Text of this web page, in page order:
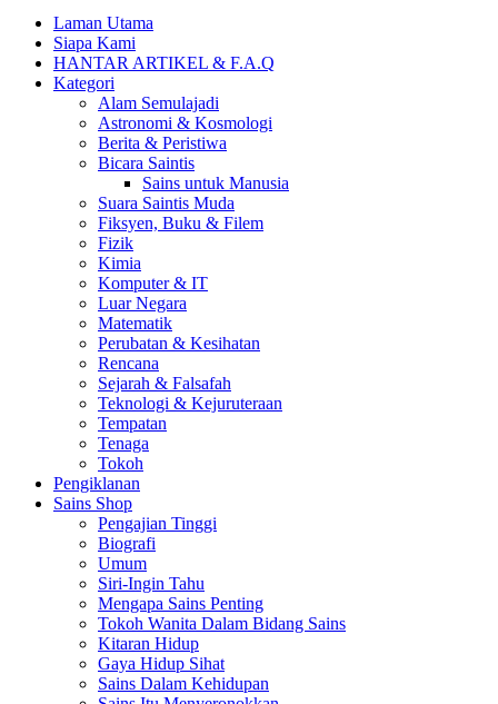
Laman Utama
Siapa Kami
HANTAR ARTIKEL & F.A.Q
Kategori
Alam Semulajadi
Astronomi & Kosmologi
Berita & Peristiwa
Bicara Saintis
Sains untuk Manusia
Suara Saintis Muda
Fiksyen, Buku & Filem
Fizik
Kimia
Komputer & IT
Luar Negara
Matematik
Perubatan & Kesihatan
Rencana
Sejarah & Falsafah
Teknologi & Kejuruteraan
Tempatan
Tenaga
Tokoh
Pengiklanan
Sains Shop
Pengajian Tinggi
Biografi
Umum
Siri-Ingin Tahu
Mengapa Sains Penting
Tokoh Wanita Dalam Bidang Sains
Kitaran Hidup
Gaya Hidup Sihat
Sains Dalam Kehidupan